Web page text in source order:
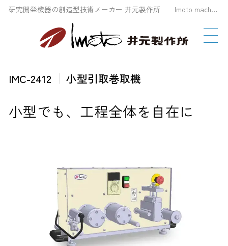
研究開発機器の創造型技術メーカー 井元製作所 Imoto machinery Co., LTD
IMC-2412 小型引取巻取機
小型でも、工程全体を自在に